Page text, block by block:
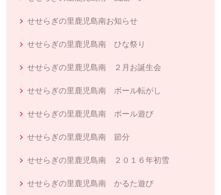
せせらぎの里鹿児島南お知らせ
せせらぎの里鹿児島南 ひな祭り
せせらぎの里鹿児島南 ２月お誕生会
せせらぎの里鹿児島南 ボール転がし
せせらぎの里鹿児島南 ボール遊び
せせらぎの里鹿児島南 節分
せせらぎの里鹿児島南 ２０１６年初雪
せせらぎの里鹿児島南 かるた遊び